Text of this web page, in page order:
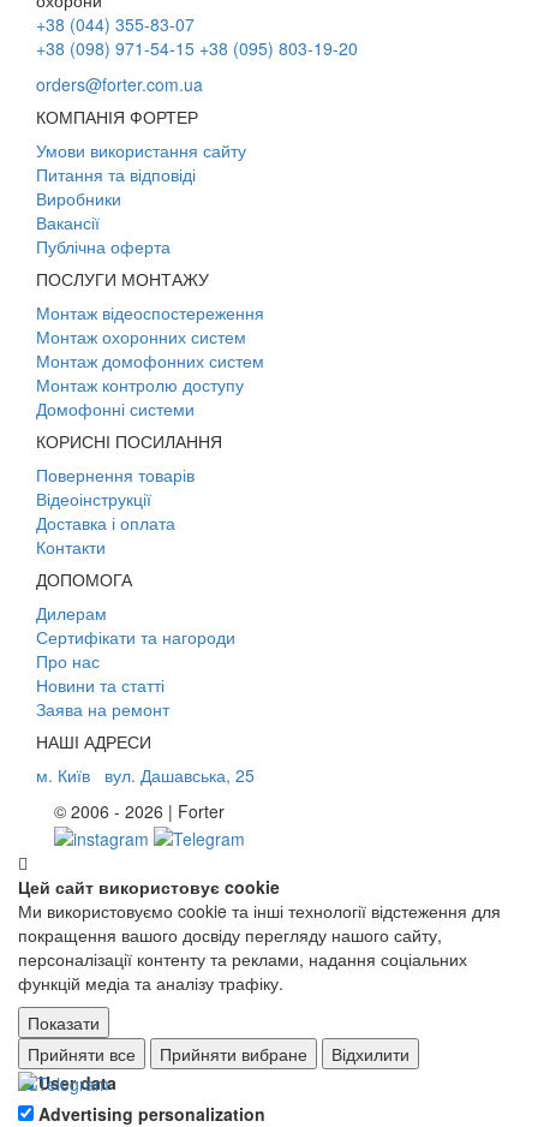
+38 (044) 355-83-07
+38 (098) 971-54-15 +38 (095) 803-19-20
orders@forter.com.ua
КОМПАНІЯ ФОРТЕР
Умови використання сайту
Питання та відповіді
Виробники
Вакансії
Публічна оферта
ПОСЛУГИ МОНТАЖУ
Монтаж відеоспостереження
Монтаж охоронних систем
Монтаж домофонних систем
Монтаж контролю доступу
Домофонні системи
КОРИСНІ ПОСИЛАННЯ
Повернення товарів
Відеоінструкції
Доставка і оплата
Контакти
ДОПОМОГА
Дилерам
Сертифікати та нагороди
Про нас
Новини та статті
Заява на ремонт
НАШІ АДРЕСИ
м. Київ
вул. Дашавська, 25
© 2006 - 2026 | Forter
Цей сайт використовує cookie
Ми використовуємо cookie та інші технології відстеження для
покращення вашого досвіду перегляду нашого сайту,
персоналізації контенту та реклами, надання соціальних
функцій медіа та аналізу трафіку.
Показати
Ad storage
User data
Advertising personalization
Прийняти все Прийняти вибране Відхилити